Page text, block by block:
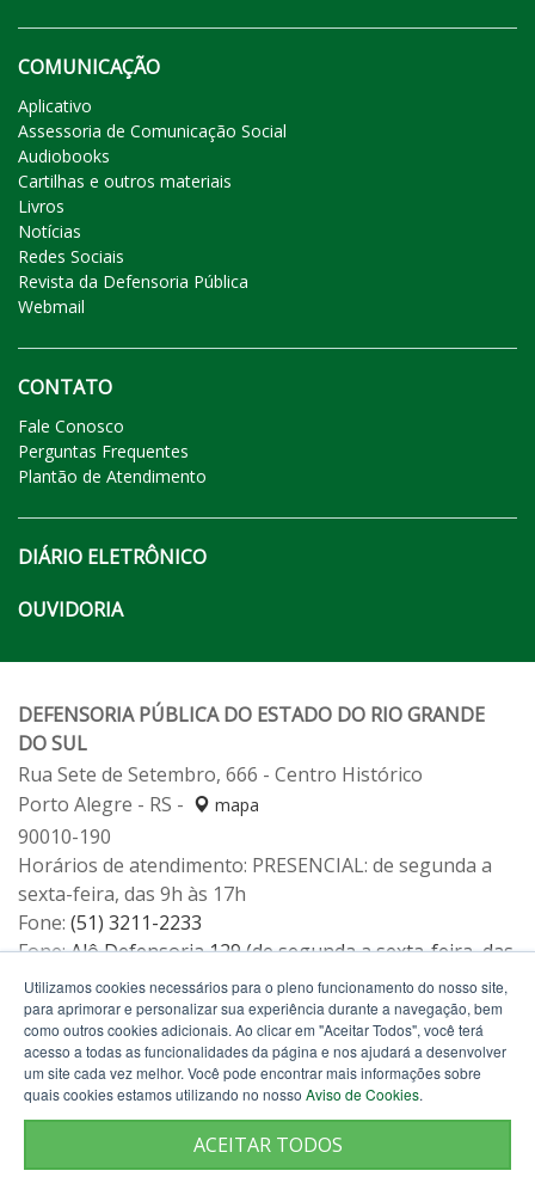
COMUNICAÇÃO
Aplicativo
Assessoria de Comunicação Social
Audiobooks
Cartilhas e outros materiais
Livros
Notícias
Redes Sociais
Revista da Defensoria Pública
Webmail
CONTATO
Fale Conosco
Perguntas Frequentes
Plantão de Atendimento
DIÁRIO ELETRÔNICO
OUVIDORIA
DEFENSORIA PÚBLICA DO ESTADO DO RIO GRANDE
DO SUL
Rua Sete de Setembro, 666 - Centro Histórico
Porto Alegre - RS -
mapa
90010-190
Horários de atendimento: PRESENCIAL: de segunda a
sexta-feira, das 9h às 17h
Fone: (51) 3211-2233
Fone:Alô Defensoria 129 (de segunda a sexta-feira, das
12h às 19h)
Utilizamos cookies necessários para o pleno funcionamento do nosso site,
para aprimorar e personalizar sua experiência durante a navegação, bem
como outros cookies adicionais. Ao clicar em "Aceitar Todos", você terá
acesso a todas as funcionalidades da página e nos ajudará a desenvolver
um site cada vez melhor. Você pode encontrar mais informações sobre
quais cookies estamos utilizando no nosso Aviso de Cookies.
ACEITAR TODOS